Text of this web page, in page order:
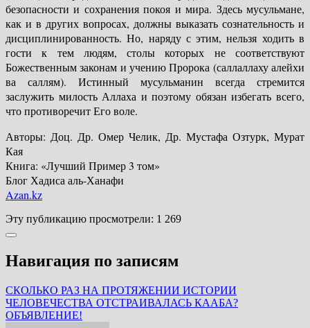
безопасности и сохранения покоя и мира. Здесь мусульмане,
как и в других вопросах, должны выказать сознательность и
дисциплинированность. Но, наряду с этим, нельзя ходить в
гости к тем людям, столы которых не соответствуют
Божественным законам и учению Пророка (саллаллаху алейхи
ва саллям). Истинный мусульманин всегда стремится
заслужить милость Аллаха и поэтому обязан избегать всего,
что противоречит Его воле.
Авторы: Доц. Др. Омер Челик, Др. Мустафа Озтурк, Мурат
Кая
Книга: «Лучший Пример 3 том»
Блог Хадиса аль-Ханафи
Azan.kz
Эту публикацию просмотрели: 1 269
Навигация по записям
СКОЛЬКО РАЗ НА ПРОТЯЖЕНИИ ИСТОРИИ
ЧЕЛОВЕЧЕСТВА ОТСТРАИВАЛАСЬ КААБА?
ОБЪЯВЛЕНИЕ!